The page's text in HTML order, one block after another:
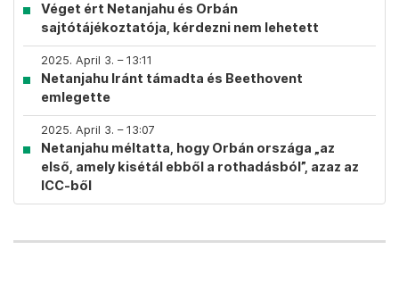
Véget ért Netanjahu és Orbán
sajtótájékoztatója, kérdezni nem lehetett
2025. April 3. – 13:11
Netanjahu Iránt támadta és Beethovent
emlegette
2025. April 3. – 13:07
Netanjahu méltatta, hogy Orbán országa „az
első, amely kisétál ebből a rothadásból”, azaz az
ICC-ből